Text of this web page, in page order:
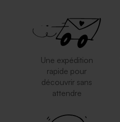
Une expédition
rapide pour
découvrir sans
attendre